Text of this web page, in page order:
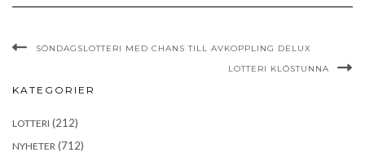
SÖNDAGSLOTTERI MED CHANS TILL AVKOPPLING DELUX
LOTTERI KLÖSTUNNA
KATEGORIER
LOTTERI (212)
NYHETER (712)